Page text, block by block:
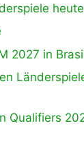
2027 in
Qualifiers